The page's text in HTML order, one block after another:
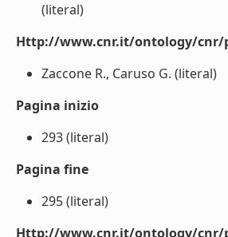
(literal)
Http://www.cnr.it/ontology/
Zaccone R., Caruso G. (literal)
Pagina inizio
293 (literal)
Pagina fine
295 (literal)
Http://www.cnr.it/ontology/cnr/